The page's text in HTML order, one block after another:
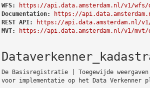
WFS:
https://api.data.amsterdam.nl/v1/wfs/
Documentation:
https://
REST API:
https://api.data.amsterdam.nl/
MVT:
https://api.data.amsterdam.nl/v1/
De Basisregistratie | Toegewijde
voor implementatie op het Data Verkenner